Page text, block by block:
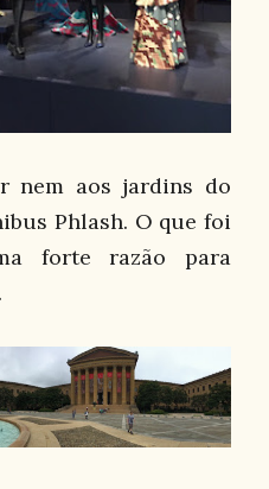
nem aos jardins do
Phlash. O que foi
forte razão para